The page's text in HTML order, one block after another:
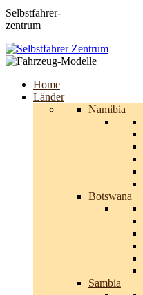
Selbstfahrer-
zentrum
Home
Länder
Namibia
Botswana
Sambia